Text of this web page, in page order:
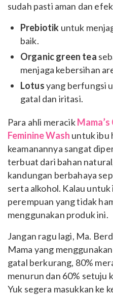
sudah pasti aman dan
Prebiotik untuk
baik.
Organic green tea
menjaga kebersihan
Lotusyang berfungsi
gatal dan iritasi.
Para ahli meracik
Feminine Wash untuk ibu
keamanannya sangat
terbuat dari bahan
kandungan berbahaya
serta alkohol. Kalau untuk
perempuan yang tidak
menggunakan produk ini.
Jangan ragu lagi, Ma.
Mama yang
gatal berkurang, 80%
menurun dan 60% setuju
Yuk segera masukkan ke